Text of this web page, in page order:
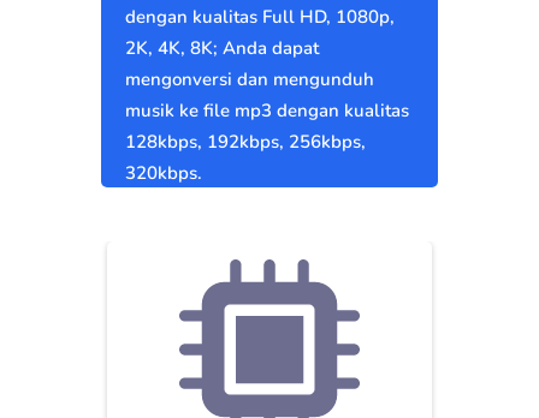
dengan kualitas Full HD, 1080p,
2K, 4K, 8K; Anda dapat
mengonversi dan mengunduh
musik ke file mp3 dengan kualitas
128kbps, 192kbps, 256kbps,
320kbps.